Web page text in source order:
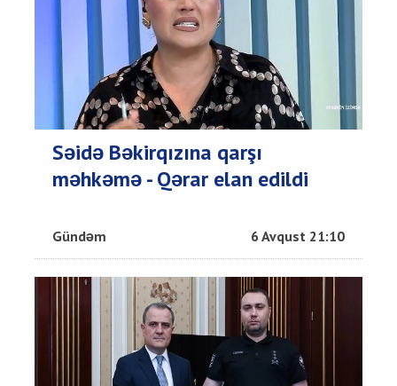
Səidə Bəkirqızına qarşı
məhkəmə - Qərar elan edildi
Gündəm 6 Avqust 21:10